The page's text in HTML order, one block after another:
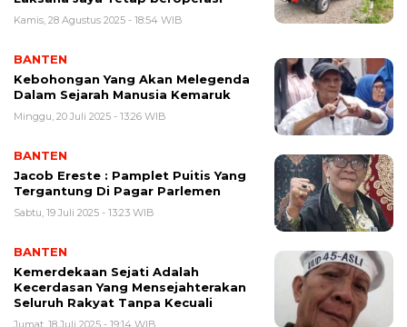
Kamis, 28 Agustus 2025 - 18:54 WIB
BANTEN
Kebohongan Yang Akan Melegenda
Dalam Sejarah Manusia Kemaruk
Minggu, 20 Juli 2025 - 13:26 WIB
BANTEN
Jacob Ereste : Pamplet Puitis Yang
Tergantung Di Pagar Parlemen
Sabtu, 19 Juli 2025 - 13:23 WIB
BANTEN
Kemerdekaan Sejati Adalah
Kecerdasan Yang Mensejahterakan
Seluruh Rakyat Tanpa Kecuali